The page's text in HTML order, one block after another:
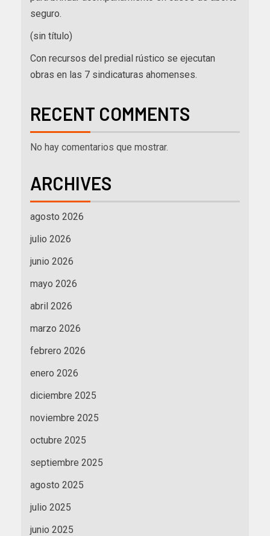
seguro.
(sin título)
Con recursos del predial rústico se ejecutan
obras en las 7 sindicaturas ahomenses.
RECENT COMMENTS
No hay comentarios que mostrar.
ARCHIVES
agosto 2026
julio 2026
junio 2026
mayo 2026
abril 2026
marzo 2026
febrero 2026
enero 2026
diciembre 2025
noviembre 2025
octubre 2025
septiembre 2025
agosto 2025
julio 2025
junio 2025